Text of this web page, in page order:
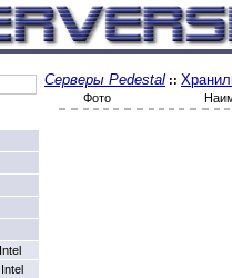
Серверы Pedestal ::
Фото